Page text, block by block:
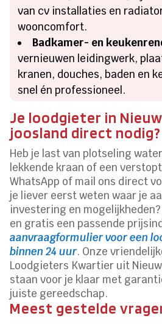
van cv installaties en
wooncomfort.
Badkamer- en
vernieuwen leidingwerk,
kranen, douches, baden en
snel én professioneel.
Je loodgieter in
joosland direct nodig?
Heb je last van plotseling
lekkende kraan of een
WhatsApp of mail ons direct
je liever eerst weten waar je
investering en
en gratis een passende
aanvraagformulier voor een
binnen 24 uur. Onze
Loodgieters Kwartier uit
staan voor je klaar met
juiste gereedschap.
Meest gestelde